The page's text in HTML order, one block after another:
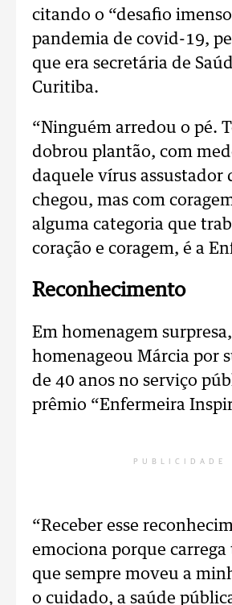
citando o “desafio
pandemia de covid-19,
que era secretária de
Curitiba.
“Ninguém arredou o pé.
dobrou plantão, com
daquele vírus assustador
chegou, mas com
alguma categoria que
coração e coragem, é a
Reconhecimento
Em homenagem surpresa,
homenageou Márcia por
de 40 anos no serviço
prêmio “Enfermeira
PUBLICIDADE
“Receber esse
emociona porque
que sempre moveu a
o cuidado, a saúde